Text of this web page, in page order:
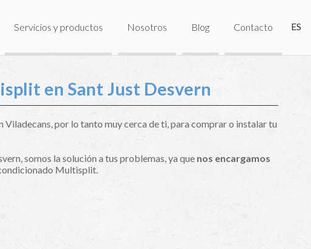
ES
Servicios y productos Nosotros Blog Contacto
en Sant Just Desvern
Viladecans, por lo tanto muy cerca de ti, para comprar o instalar tu
somos la solución a tus problemas, ya que nos encargamos
Multisplit.